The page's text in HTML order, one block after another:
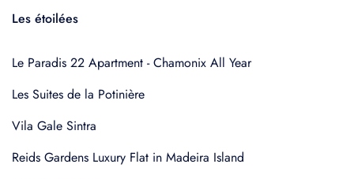
Les étoilées
Le Paradis 22 Apartment - Chamonix All Year
Les Suites de la Potinière
Vila Gale Sintra
Reids Gardens Luxury Flat in Madeira Island